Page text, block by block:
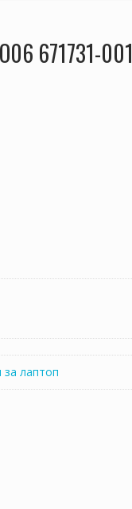
671731-001
за лаптоп